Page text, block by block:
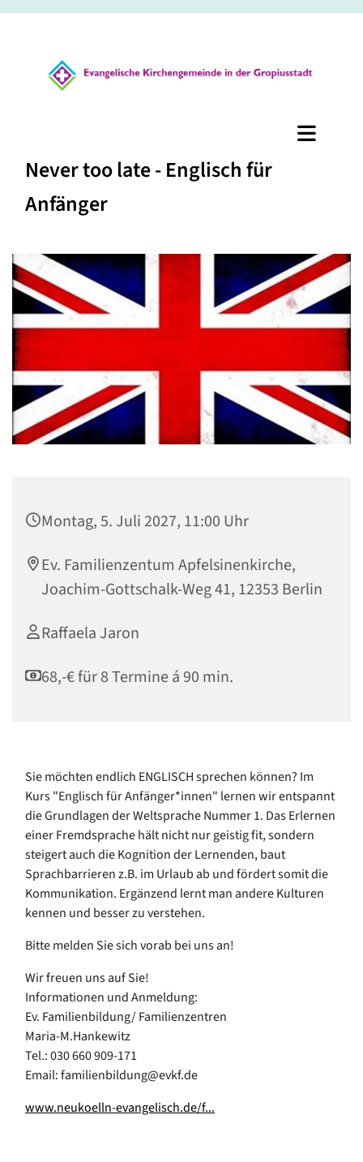
Never too late - Englisch für
Anfänger
Montag, 5. Juli 2027, 11:00 Uhr
Ev. Familienzentum Apfelsinenkirche,
Joachim-Gottschalk-Weg 41, 12353 Berlin
Raffaela Jaron
68,-€ für 8 Termine á 90 min.
Sie möchten endlich ENGLISCH sprechen können? Im
Kurs "Englisch für Anfänger*innen" lernen wir entspannt
die Grundlagen der Weltsprache Nummer 1. Das Erlernen
einer Fremdsprache hält nicht nur geistig fit, sondern
steigert auch die Kognition der Lernenden, baut
Sprachbarrieren z.B. im Urlaub ab und fördert somit die
Kommunikation. Ergänzend lernt man andere Kulturen
kennen und besser zu verstehen.
Bitte melden Sie sich vorab bei uns an!
Wir freuen uns auf Sie!
Informationen und Anmeldung:
Ev. Familienbildung/ Familienzentren
Maria-M.Hankewitz
Tel.: 030 660 909-171
Email: familienbildung@evkf.de
www.neukoelln-evangelisch.de/f...